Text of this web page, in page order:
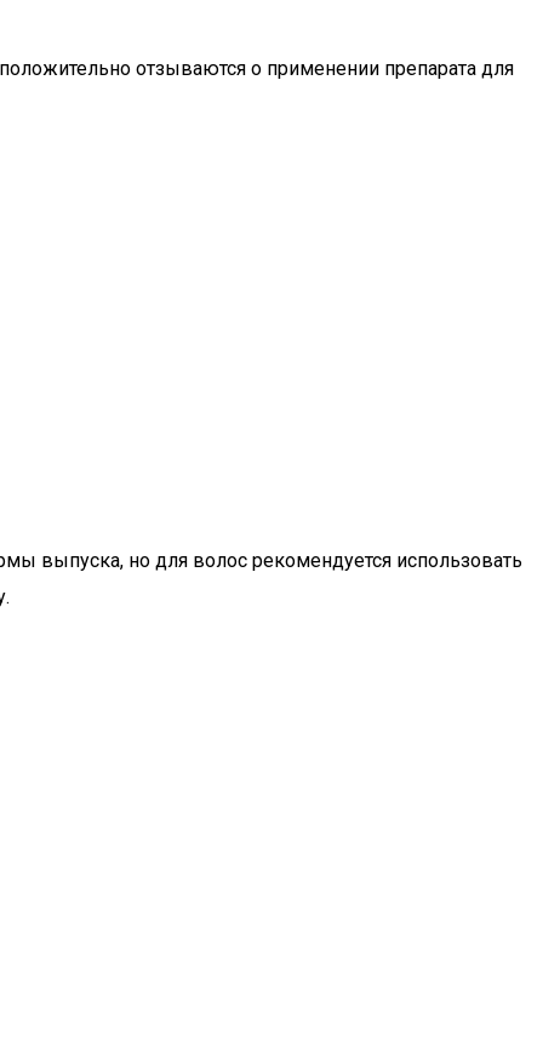
отзываются о применении препарата для
выпуска, но для волос рекомендуется использовать